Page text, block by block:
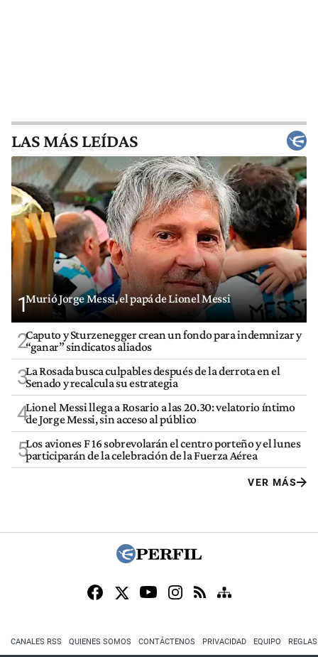
LAS MÁS LEÍDAS
1Murió Jorge Messi, el papá de Lionel Messi
2Caputo y Sturzenegger crean un fondo para indemnizar y
“ganar” sindicatos aliados
3La Rosada busca culpables después de la derrota en el
Senado y recalcula su estrategia
4Lionel Messi llega a Rosario a las 20.30: velatorio íntimo
de Jorge Messi, sin acceso al público
5Los aviones F 16 sobrevolarán el centro porteño y el lunes
participarán de la celebración de la Fuerza Aérea
VER MÁS
CANALES RSS QUIENES SOMOS CONTÁCTENOS PRIVACIDAD EQUIPO